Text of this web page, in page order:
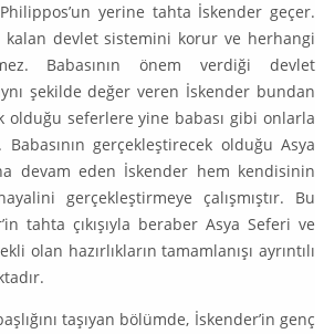
yerine tahta İskender geçer.
kalan devlet sistemini korur ve herhangi
Ba­basının önem verdiği devlet
şekilde değer veren İskender bundan
olduğu seferlere yine babası gibi onlarla
gerçekleştirecek olduğu Asya
devam eden İskender hem kendisinin
gerçekleştirmeye çalışmıştır. Bu
tahta çıkışıyla beraber Asya Seferi ve
olan hazırlıkların tamamlanışı ayrıntılı
taşıyan bölümde, İskender’in genç